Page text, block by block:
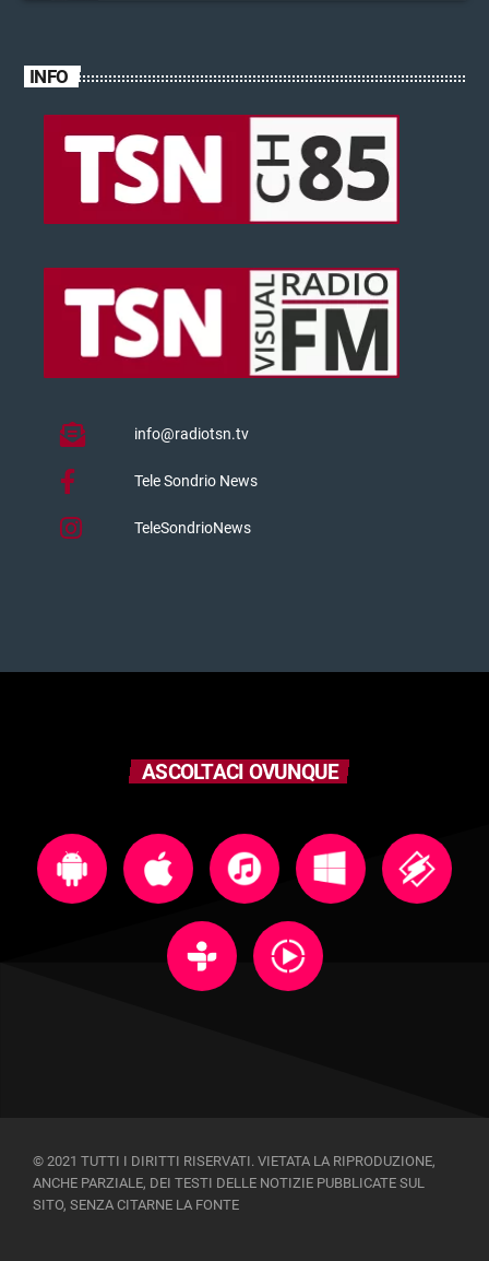
INFO
info@radiotsn.tv
Tele Sondrio News
TeleSondrioNews
ASCOLTACI OVUNQUE
© 2021 TUTTI I DIRITTI RISERVATI. VIETATA LA RIPRODUZIONE,
ANCHE PARZIALE, DEI TESTI DELLE NOTIZIE PUBBLICATE SUL
SITO, SENZA CITARNE LA FONTE